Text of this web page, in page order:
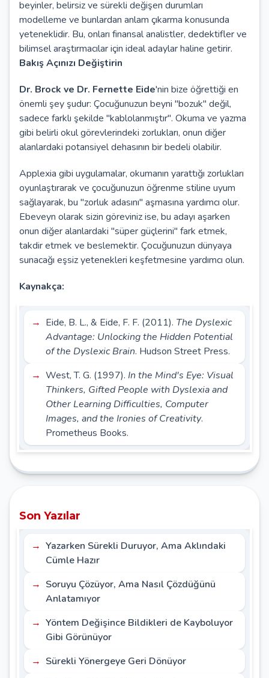
beyinler, belirsiz ve sürekli değişen durumları
modelleme ve bunlardan anlam çıkarma konusunda
yeteneklidir. Bu, onları finansal analistler, dedektifler ve
bilimsel araştırmacılar için ideal adaylar haline getirir.
Bakış Açınızı Değiştirin
Dr. Brock ve Dr. Fernette Eide'nin bize öğrettiği en
önemli şey şudur: Çocuğunuzun beyni "bozuk" değil,
sadece farklı şekilde "kablolanmıştır". Okuma ve yazma
gibi belirli okul görevlerindeki zorlukları, onun diğer
alanlardaki potansiyel dehasının bir bedeli olabilir.
Applexia gibi uygulamalar, okumanın yarattığı zorlukları
oyunlaştırarak ve çocuğunuzun öğrenme stiline uyum
sağlayarak, bu "zorluk adasını" aşmasına yardımcı olur.
Ebeveyn olarak sizin göreviniz ise, bu adayı aşarken
onun diğer alanlardaki "süper güçlerini" fark etmek,
takdir etmek ve beslemektir. Çocuğunuzun dünyaya
sunacağı eşsiz yetenekleri keşfetmesine yardımcı olun.
Kaynakça:
Eide, B. L., & Eide, F. F. (2011). The Dyslexic
Advantage: Unlocking the Hidden Potential
of the Dyslexic Brain. Hudson Street Press.
West, T. G. (1997). In the Mind's Eye: Visual
Thinkers, Gifted People with Dyslexia and
Other Learning Difficulties, Computer
Images, and the Ironies of Creativity.
Prometheus Books.
Son Yazılar
Yazarken Sürekli Duruyor, Ama Aklındaki
Cümle Hazır
Soruyu Çözüyor, Ama Nasıl Çözdüğünü
Anlatamıyor
Yöntem Değişince Bildikleri de Kayboluyor
Gibi Görünüyor
Sürekli Yönergeye Geri Dönüyor